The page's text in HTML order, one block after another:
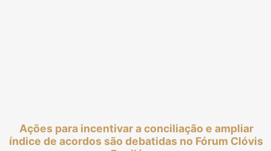
Ações para incentivar a conciliação e ampliar
índice de acordos são debatidas no Fórum Clóvis